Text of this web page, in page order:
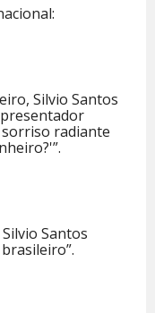
Silvio Santos
radiante
Santos